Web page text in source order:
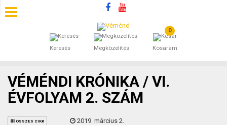
Keresés Megközelítés
0
Kosaram
SZÁLLÁSOK
ÁLTALÁNOS SZERZŐDÉSI FELTÉTELEK
KINCSES BARANYA VÉMÉND
VÉMÉNDI KRÓNIKA / VI.
ÉVFOLYAM 2. SZÁM
ÖSSZES CIKK 2019. március 2.